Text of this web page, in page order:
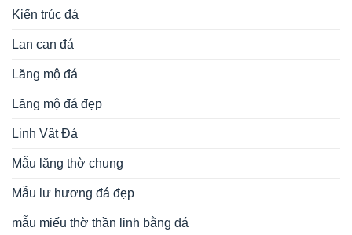
Kiến trúc đá
Lan can đá
Lăng mộ đá
Lăng mộ đá đẹp
Linh Vật Đá
Mẫu lăng thờ chung
Mẫu lư hương đá đẹp
mẫu miếu thờ thần linh bằng đá